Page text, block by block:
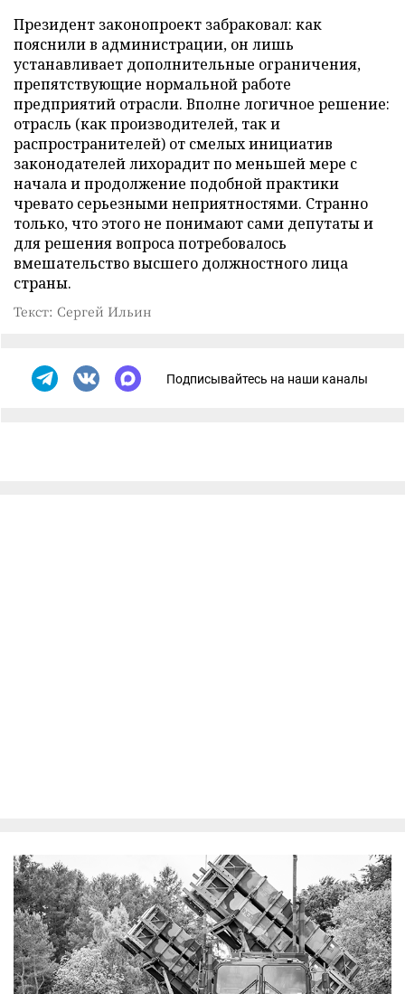
Президент законопроект забраковал: как
пояснили в администрации, он лишь
устанавливает дополнительные ограничения,
препятствующие нормальной работе
предприятий отрасли. Вполне логичное решение:
отрасль (как производителей, так и
распространителей) от смелых инициатив
законодателей лихорадит по меньшей мере с
начала и продолжение подобной практики
чревато серьезными неприятностями. Странно
только, что этого не понимают сами депутаты и
для решения вопроса потребовалось
вмешательство высшего должностного лица
страны.
Текст: Сергей Ильин
Подписывайтесь на наши каналы